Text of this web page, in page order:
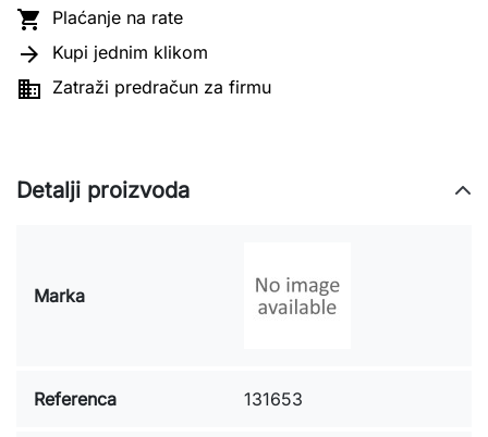
 Plaćanje na rate
 Kupi jednim klikom
 Zatraži predračun za firmu
Detalji proizvoda
Marka
Referenca 131653